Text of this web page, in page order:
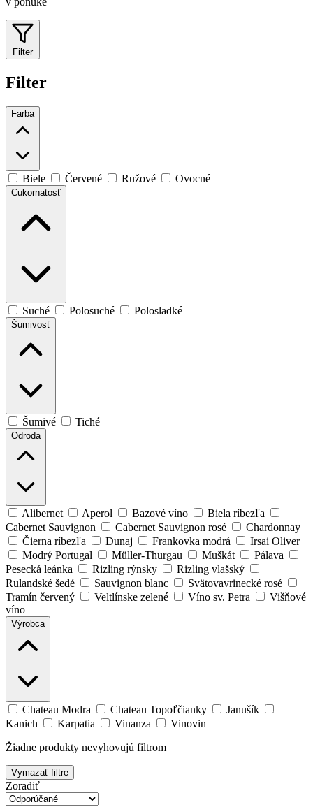
Filter
Filter
Farba
Biele Červené Ružové Ovocné
Cukornatosť
Suché Polosuché Polosladké
Šumivosť
Šumivé Tiché
Odroda
Alibernet Aperol Bazové víno
Biela ríbezľa
Cabernet Sauvignon
Cabernet Sauvignon rosé
Chardonnay
Čierna ríbezľa
Dunaj Frankovka modrá
Irsai Oliver
Modrý Portugal
Müller-Thurgau Muškát
Pálava
Pesecká leánka
Rizling rýnsky
Rizling vlašský
Rulandské šedé
Sauvignon blanc
Svätovavrinecké rosé
Tramín červený
Veltlínske zelené Víno sv. Petra
Višňové
víno
Výrobca
Chateau Modra Chateau Topoľčianky
Janušík
Kanich
Karpatia Vinanza
Vinovin
Žiadne produkty nevyhovujú filtrom
Vymazať filtre
Zoradiť